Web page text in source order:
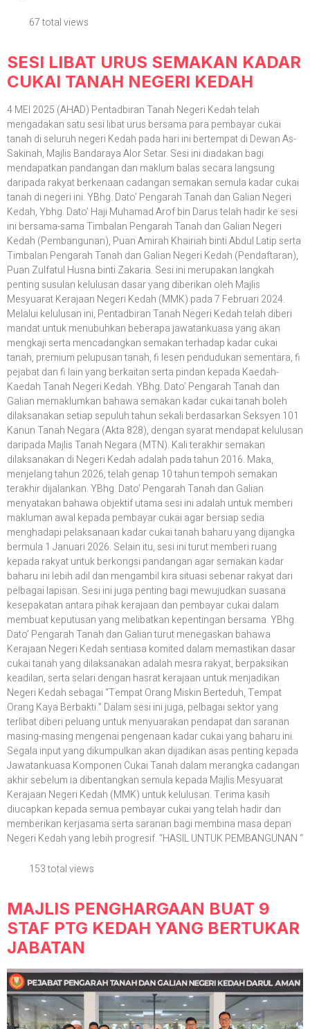
67 total views
SESI LIBAT URUS SEMAKAN KADAR
CUKAI TANAH NEGERI KEDAH
4 MEI 2025 (AHAD) Pentadbiran Tanah Negeri Kedah telah
mengadakan satu sesi libat urus bersama para pembayar cukai
tanah di seluruh negeri Kedah pada hari ini bertempat di Dewan As-
Sakinah, Majlis Bandaraya Alor Setar. Sesi ini diadakan bagi
mendapatkan pandangan dan maklum balas secara langsung
daripada rakyat berkenaan cadangan semakan semula kadar cukai
tanah di negeri ini. YBhg. Dato’ Pengarah Tanah dan Galian Negeri
Kedah, Ybhg. Dato’ Haji Muhamad Arof bin Darus telah hadir ke sesi
ini bersama-sama Timbalan Pengarah Tanah dan Galian Negeri
Kedah (Pembangunan), Puan Amirah Khairiah binti Abdul Latip serta
Timbalan Pengarah Tanah dan Galian Negeri Kedah (Pendaftaran),
Puan Zulfatul Husna binti Zakaria. Sesi ini merupakan langkah
penting susulan kelulusan dasar yang diberikan oleh Majlis
Mesyuarat Kerajaan Negeri Kedah (MMK) pada 7 Februari 2024.
Melalui kelulusan ini, Pentadbiran Tanah Negeri Kedah telah diberi
mandat untuk menubuhkan beberapa jawatankuasa yang akan
mengkaji serta mencadangkan semakan terhadap kadar cukai
tanah, premium pelupusan tanah, fi lesen pendudukan sementara, fi
pejabat dan fi lain yang berkaitan serta pindan kepada Kaedah-
Kaedah Tanah Negeri Kedah. YBhg. Dato’ Pengarah Tanah dan
Galian memaklumkan bahawa semakan kadar cukai tanah boleh
dilaksanakan setiap sepuluh tahun sekali berdasarkan Seksyen 101
Kanun Tanah Negara (Akta 828), dengan syarat mendapat kelulusan
daripada Majlis Tanah Negara (MTN). Kali terakhir semakan
dilaksanakan di Negeri Kedah adalah pada tahun 2016. Maka,
menjelang tahun 2026, telah genap 10 tahun tempoh semakan
terakhir dijalankan. YBhg. Dato’ Pengarah Tanah dan Galian
menyatakan bahawa objektif utama sesi ini adalah untuk memberi
makluman awal kepada pembayar cukai agar bersiap sedia
menghadapi pelaksanaan kadar cukai tanah baharu yang dijangka
bermula 1 Januari 2026. Selain itu, sesi ini turut memberi ruang
kepada rakyat untuk berkongsi pandangan agar semakan kadar
baharu ini lebih adil dan mengambil kira situasi sebenar rakyat dari
pelbagai lapisan. Sesi ini juga penting bagi mewujudkan suasana
kesepakatan antara pihak kerajaan dan pembayar cukai dalam
membuat keputusan yang melibatkan kepentingan bersama. YBhg.
Dato’ Pengarah Tanah dan Galian turut menegaskan bahawa
Kerajaan Negeri Kedah sentiasa komited dalam memastikan dasar
cukai tanah yang dilaksanakan adalah mesra rakyat, berpaksikan
keadilan, serta selari dengan hasrat kerajaan untuk menjadikan
Negeri Kedah sebagai “Tempat Orang Miskin Berteduh, Tempat
Orang Kaya Berbakti.” Dalam sesi ini juga, pelbagai sektor yang
terlibat diberi peluang untuk menyuarakan pendapat dan saranan
masing-masing mengenai pengenaan kadar cukai yang baharu ini.
Segala input yang dikumpulkan akan dijadikan asas penting kepada
Jawatankuasa Komponen Cukai Tanah dalam merangka cadangan
akhir sebelum ia dibentangkan semula kepada Majlis Mesyuarat
Kerajaan Negeri Kedah (MMK) untuk kelulusan. Terima kasih
diucapkan kepada semua pembayar cukai yang telah hadir dan
memberikan kerjasama serta saranan bagi membina masa depan
Negeri Kedah yang lebih progresif. “HASIL UNTUK PEMBANGUNAN “
153 total views
MAJLIS PENGHARGAAN BUAT 9
STAF PTG KEDAH YANG BERTUKAR
JABATAN